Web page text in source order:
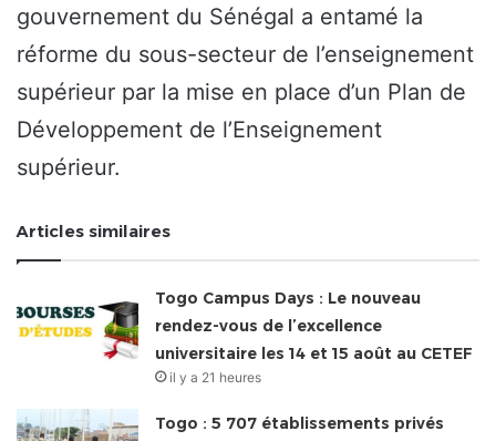
gouvernement du Sénégal a entamé la
réforme du sous-secteur de l’enseignement
supérieur par la mise en place d’un Plan de
Développement de l’Enseignement
supérieur.
Articles similaires
Togo Campus Days : Le nouveau
rendez-vous de l’excellence
universitaire les 14 et 15 août au CETEF
il y a 21 heures
Togo : 5 707 établissements privés